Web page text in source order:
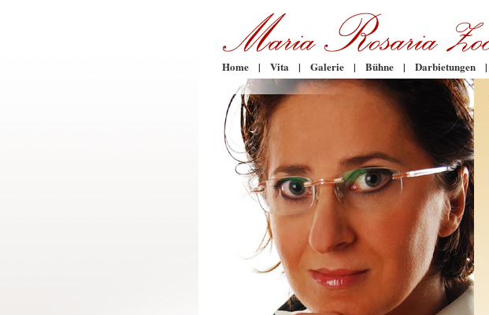
Home | Vita | Galerie | Bühne | Darbietungen |